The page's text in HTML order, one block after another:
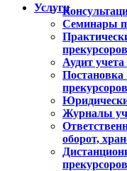
Услуги
Cеминары
прекурсоров
Аудит
Постановка
прекурсоров
Журналы
оборот,
прекурсоров